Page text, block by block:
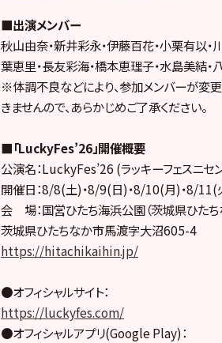
■出演メンバー
秋山由奈・新井彩永・伊藤百花・小栗有以・
葉恵里・長友彩海・橋本恵理子・水島美結・
※体調不良などにより、参加メンバーが変更
きませんので、あらかじめご了承ください。
■「LuckyFes’26」開催概要
公演名：LuckyFes’26 (ラッキーフェスニセ
開催日：8/8(土)・8/9(日)・8/10(月)・8/11(
会 場：国営ひたち海浜公園（茨城県ひたち
茨城県ひたちなか市馬渡字大沼605-4
https://hitachikaihin.jp/
●オフィシャルサイト：
https://luckyfes.com/
●オフィシャルアプリ(Google Play)：